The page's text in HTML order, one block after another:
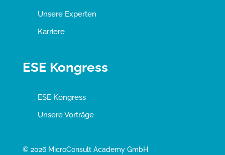
Unsere Experten
Karriere
ESE Kongress
ESE Kongress
Unsere Vorträge
© 2026 MicroConsult Academy GmbH